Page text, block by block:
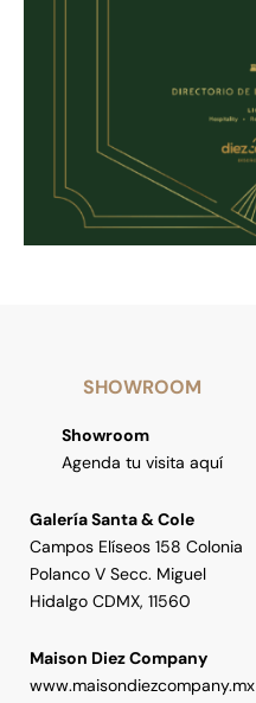
SHOWROOM
Showroom
Agenda tu visita aquí
Galería Santa & Cole
Campos Elíseos 158 Colonia
Polanco V Secc. Miguel
Hidalgo CDMX, 11560
Maison Diez Company
www.maisondiezcompany.mx